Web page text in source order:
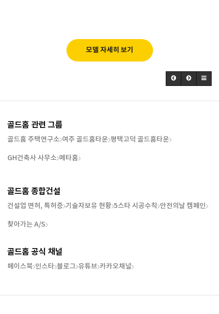
모델 자세히 보기
골드홈 관련 그룹
골드홈 주택연구소 여주 골드홈타운 평택고덕 골드홈타운
GH건축사 사무소 메타홈
골드홈 종합건설
건설업 면허, 특허증 기술자보유 현황 5스타 시공수칙 안전의날 캠페인
찾아가는 A/S
골드홈 공식 채널
페이스북 인스타 블로그 유튜브 카카오채널